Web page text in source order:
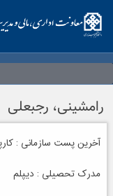
content
رامشینی، رجبعلی
آخرین پست سازمانی :
مدرک تحصیلی : دیپلم